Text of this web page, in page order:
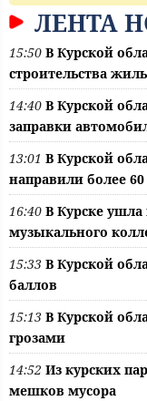
ЛЕНТА
15:50 В Курской
строительства
14:40 В Курской
заправки
13:01 В Курской
направили более
16:40 В Курске
музыкального
15:33 В Курской
баллов
15:13 В Курской
грозами
14:52 Из курских
мешков мусора